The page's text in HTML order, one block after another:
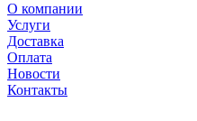
О компании
Услуги
Доставка
Оплата
Новости
Контакты